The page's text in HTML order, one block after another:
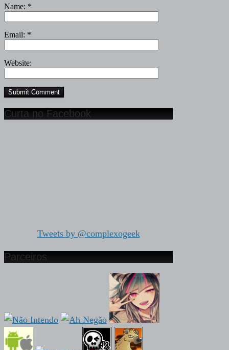
Name: *
Email: *
Website:
Curta no Facebook
Tweets by @complexogeek
Parceiros